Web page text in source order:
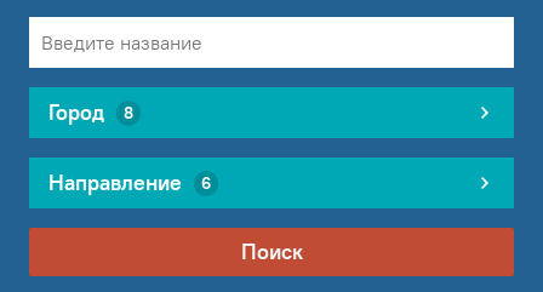
Город 8
Направление 6
Поиск